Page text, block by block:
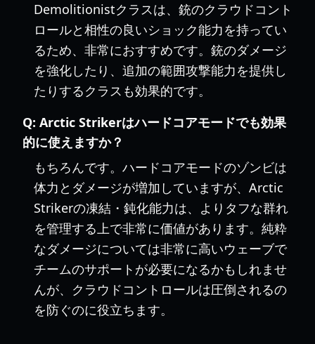
Demolitionistクラスは、銃のクラウドコント
ロールと相性の良いショック能力を持ってい
るため、非常におすすめです。銃のダメージ
を強化したり、追加の範囲攻撃能力を提供し
たりするクラスも効果的です。
Q: Arctic Strikerはハードコアモードでも効果
的に使えますか？
もちろんです。ハードコアモードのゾンビは
体力とダメージが増加していますが、Arctic
Strikerの凍結・鈍化能力は、よりタフな群れ
を管理する上で非常に価値があります。純粋
なダメージについては非常に高いウェーブで
チームのサポートが必要になるかもしれませ
んが、クラウドコントロールは圧倒されるの
を防ぐのに役立ちます。